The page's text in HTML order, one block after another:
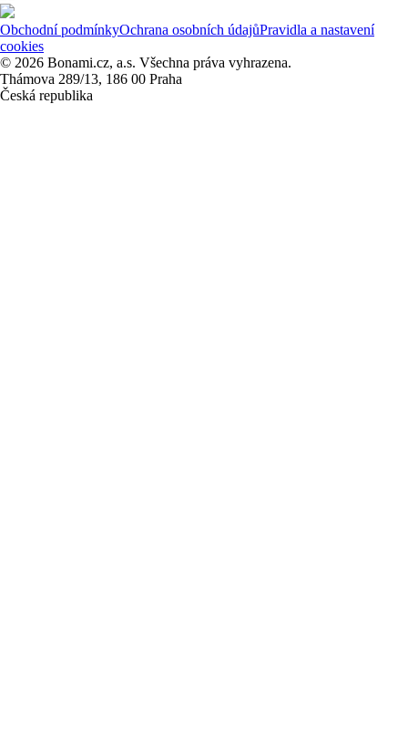
Obchodní podmínkyOchrana osobních údajůPravidla a nastavení
cookies
© 2026 Bonami.cz, a.s. Všechna práva vyhrazena.
Thámova 289/13, 186 00 Praha
Česká republika